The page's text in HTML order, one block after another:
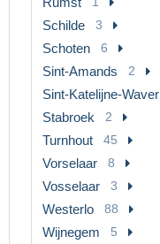
Schilde 3
Schoten 6
Sint-Amands 2
Sint-Katelijne-Waver
Stabroek 2
Turnhout 45
Vorselaar 8
Vosselaar 3
Westerlo 88
Wijnegem 5